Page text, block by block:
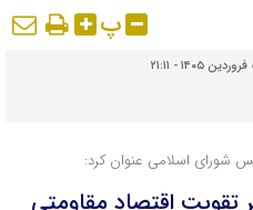
پ
شورای اسلامی عنوان کرد:
تقویت اقتصاد مقاومتی